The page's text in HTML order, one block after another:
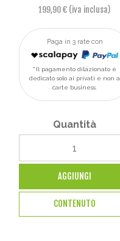
199,90 € (iva inclusa)
Paga in 3 rate con
Il pagamento dilazionato è
dedicato solo ai privati e non a
carte business.
Quantità
AGGIUNGI
CONTENUTO